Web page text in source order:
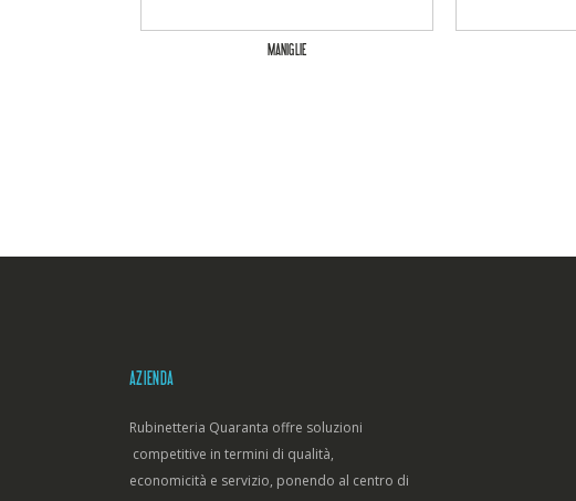
MANIGLIE
AZIENDA
Rubinetteria Quaranta offre soluzioni
competitive in termini di qualità,
economicità e servizio, ponendo al centro di